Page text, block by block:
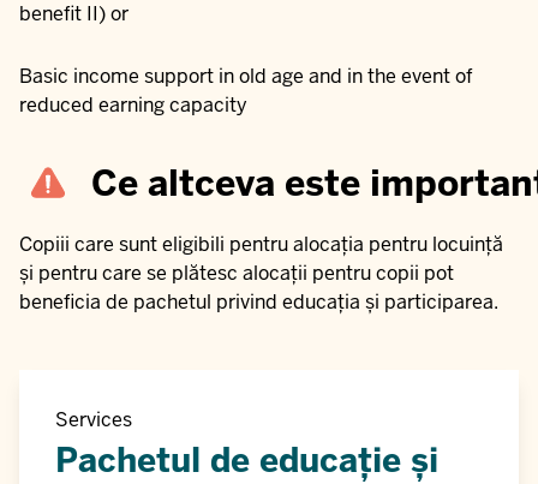
benefit II) or
Basic income support in old age and in the event of
reduced earning capacity
Ce altceva este
Copiii care sunt eligibili pentru alocația pentru locuință
și pentru care se plătesc alocații pentru copii pot
beneficia de pachetul privind educația și participarea.
Services
Pachetul de educație și